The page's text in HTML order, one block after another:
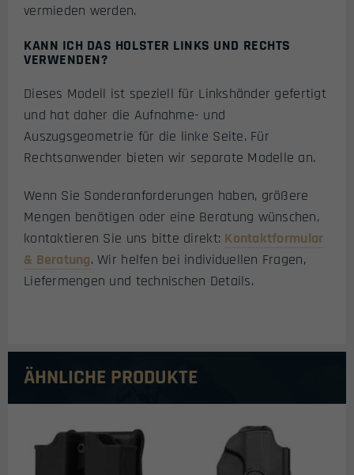
vermieden werden.
KANN ICH DAS HOLSTER LINKS UND RECHTS
VERWENDEN?
Dieses Modell ist speziell für Linkshänder gefertigt
und hat daher die Aufnahme- und
Auszugsgeometrie für die linke Seite. Für
Rechtsanwender bieten wir separate Modelle an.
Wenn Sie Sonderanforderungen haben, größere
Mengen benötigen oder eine Beratung wünschen,
kontaktieren Sie uns bitte direkt: Kontaktformular
& Beratung. Wir helfen bei individuellen Fragen,
Liefermengen und technischen Details.
ÄHNLICHE PRODUKTE